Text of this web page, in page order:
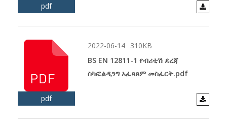
pdf
pdf
2022-06-14 310KB
BS EN 12811-1 የብሪቲሽ ደረጃ
ስካፎልዲንግ አፈጻጸም መስፈርት.pdf